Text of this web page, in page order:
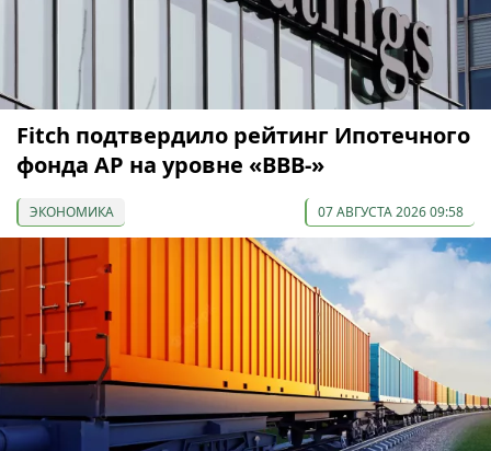
Fitch подтвердило рейтинг Ипотечного
фонда АР на уровне «BBB-»
ЭКОНОМИКА 07 АВГУСТА 2026 09:58